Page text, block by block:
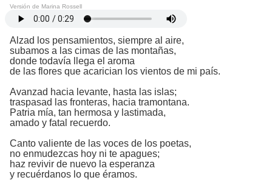
Versión de Marina Rossell
Alzad los pensamientos, siempre al aire,
subamos a las cimas de las montañas,
donde todavía llega el aroma
de las flores que acarician los vientos de mi país.
Avanzad hacia levante, hasta las islas;
traspasad las fronteras, hacia tramontana.
Patria mía, tan hermosa y lastimada,
amado y fatal recuerdo.
Canto valiente de las voces de los poetas,
no enmudezcas hoy ni te apagues;
haz revivir de nuevo la esperanza
y recuérdanos lo que éramos.